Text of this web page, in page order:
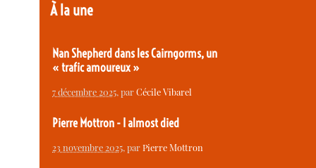
À la une
Nan Shepherd dans les Cairngorms, un
« trafic amoureux »
7 décembre 2025, parCécile Vibarel
Pierre Mottron - I almost died
23 novembre 2025, parPierre Mottron